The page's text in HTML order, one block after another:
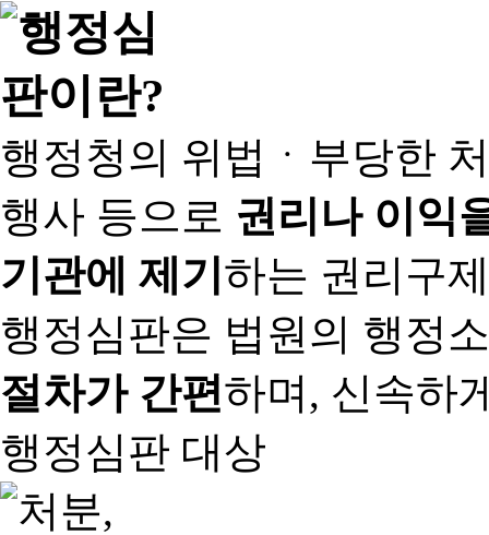
행정청의 위법ㆍ부당한
행사 등으로 권리나 이익
기관에 제기하는 권리구
행정심판은 법원의 행정
절차가 간편하며, 신속하
행정심판 대상